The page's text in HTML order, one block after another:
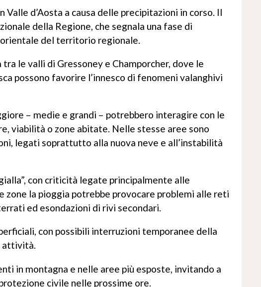
Valle d’Aosta a causa delle precipitazioni in corso. Il
della Regione, che segnala una fase di
del territorio regionale.
le valli di Gressoney e Champorcher, dove le
possono favorire l’innesco di fenomeni valanghivi
– medie e grandi – potrebbero interagire con le
viabilità o zone abitate. Nelle stesse aree sono
legati soprattutto alla nuova neve e all’instabilità
con criticità legate principalmente alle
zone la pioggia potrebbe provocare problemi alle reti
ed esondazioni di rivi secondari.
con possibili interruzioni temporanee della
attività.
in montagna e nelle aree più esposte, invitando a
civile nelle prossime ore.